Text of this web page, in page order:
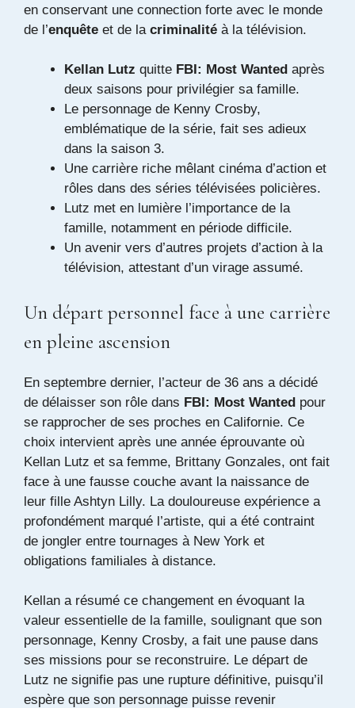
en conservant une connection forte avec le monde
de l’enquête et de la criminalité à la télévision.
Kellan Lutz quitte FBI: Most Wanted après
deux saisons pour privilégier sa famille.
Le personnage de Kenny Crosby,
emblématique de la série, fait ses adieux
dans la saison 3.
Une carrière riche mêlant cinéma d’action et
rôles dans des séries télévisées policières.
Lutz met en lumière l’importance de la
famille, notamment en période difficile.
Un avenir vers d’autres projets d’action à la
télévision, attestant d’un virage assumé.
Un départ personnel face à une carrière
en pleine ascension
En septembre dernier, l’acteur de 36 ans a décidé
de délaisser son rôle dans FBI: Most Wanted pour
se rapprocher de ses proches en Californie. Ce
choix intervient après une année éprouvante où
Kellan Lutz et sa femme, Brittany Gonzales, ont fait
face à une fausse couche avant la naissance de
leur fille Ashtyn Lilly. La douloureuse expérience a
profondément marqué l’artiste, qui a été contraint
de jongler entre tournages à New York et
obligations familiales à distance.
Kellan a résumé ce changement en évoquant la
valeur essentielle de la famille, soulignant que son
personnage, Kenny Crosby, a fait une pause dans
ses missions pour se reconstruire. Le départ de
Lutz ne signifie pas une rupture définitive, puisqu’il
espère que son personnage puisse revenir